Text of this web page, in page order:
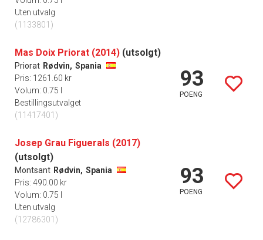
Uten utvalg
(1133801)
Mas Doix Priorat (2014) (utsolgt)
Priorat Rødvin, Spania
Pris: 1261.60 kr
Volum: 0.75 l
Bestillingsutvalget
(11417401)
93
POENG
Josep Grau Figuerals (2017)
(utsolgt)
Montsant Rødvin, Spania
Pris: 490.00 kr
Volum: 0.75 l
Uten utvalg
(12786301)
93
POENG